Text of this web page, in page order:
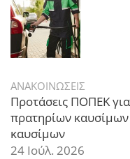
ΑΝΑΚΟΙΝΩΣΕΙΣ
Προτάσεις ΠΟΠΕΚ
πρατηρίων καυσίμων
καυσίμων
24 Ιούλ. 2026